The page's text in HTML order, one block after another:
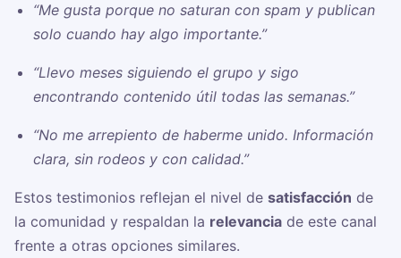
“Me gusta porque no saturan con spam y publican
solo cuando hay algo importante.”
“Llevo meses siguiendo el grupo y sigo
encontrando contenido útil todas las semanas.”
“No me arrepiento de haberme unido. Información
clara, sin rodeos y con calidad.”
Estos testimonios reflejan el nivel de satisfacción de
la comunidad y respaldan la relevancia de este canal
frente a otras opciones similares.